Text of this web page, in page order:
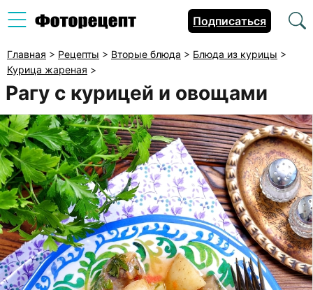
Подписаться
Главная > Рецепты > Вторые блюда > Блюда из курицы >
Курица жареная >
Рагу с курицей и овощами